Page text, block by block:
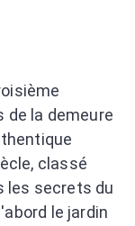
de la demeure
classé
les secrets du
le jardin